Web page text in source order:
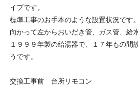
イプです。
標準工事のお手本のような設置状況です。
向かって左からおいだき管、ガス管、給
１９９９年製の給湯器で、１７年もの間
うです。
交換工事前 台所リモコン